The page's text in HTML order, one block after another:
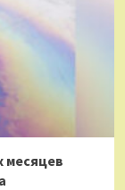
месяцев